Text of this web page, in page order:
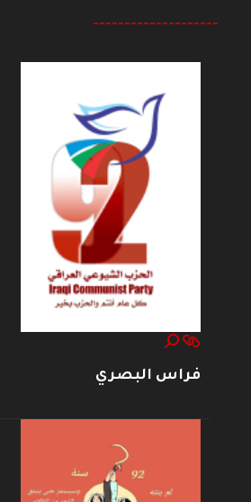
--------------------
فراس البصري